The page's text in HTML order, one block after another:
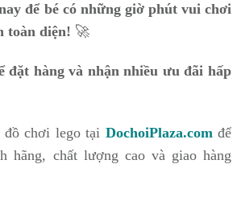
để bé có những giờ phút vui chơi
toàn diện! 🚀
đặt hàng và nhận nhiều ưu đãi hấp
đồ chơi lego tại DochoiPlaza.comđể
hãng, chất lượng cao và giao hàng